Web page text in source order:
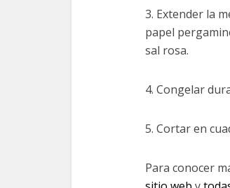
3. Extender la
papel
sal rosa.
4. Congelar
5. Cortar en
Para conocer